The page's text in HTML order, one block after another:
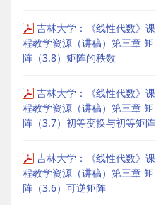
吉林大学：《线性代数》课
程教学资源（讲稿）第三章 矩
阵（3.8）矩阵的秩数
吉林大学：《线性代数》课
程教学资源（讲稿）第三章 矩
阵（3.7）初等变换与初等矩阵
吉林大学：《线性代数》课
程教学资源（讲稿）第三章 矩
阵（3.6）可逆矩阵